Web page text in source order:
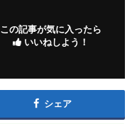
この記事が気に入ったら
いいねしよう！
シェア